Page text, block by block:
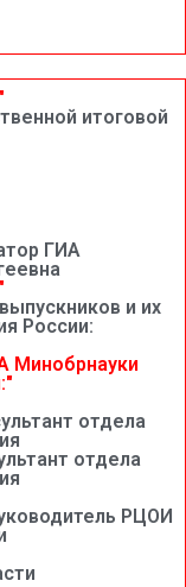
итоговой
ГИА
и их
России:
Минобрнауки
отдела
отдела
РЦОИ